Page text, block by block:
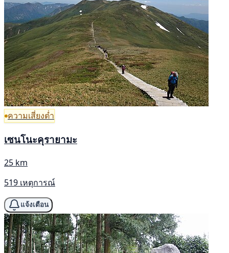
ความเสี่ยงต่ำ
เซนโนะคุรายามะ
25 km
519 เหตุการณ์
แจ้งเตือน